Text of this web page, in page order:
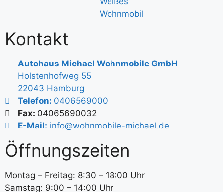
Kontakt
Autohaus Michael Wohnmobile GmbH
Holstenhofweg 55
22043 Hamburg
Telefon: 0406569000
Fax: 04065690032
E-Mail: info@wohnmobile-michael.de
Öffnungszeiten
Montag – Freitag: 8:30 – 18:00 Uhr
Samstag: 9:00 – 14:00 Uhr